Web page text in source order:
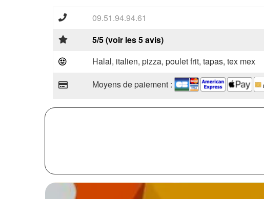
09.51.94.94.61
5/5 (voir les 5 avis)
Halal, italien, pizza, poulet frit, tapas, tex mex
Moyens de paiement :